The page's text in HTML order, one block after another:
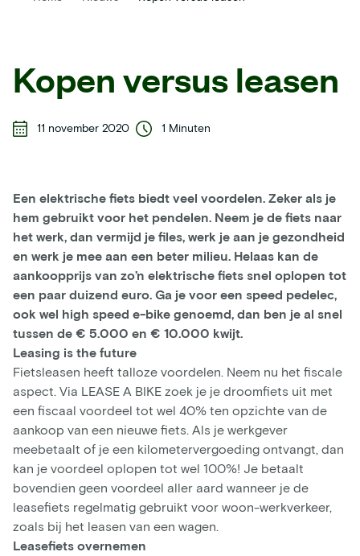
Kopen versus leasen
11 november 2020 1 Minuten
Een elektrische fiets biedt veel voordelen. Zeker als je
hem gebruikt voor het pendelen. Neem je de fiets naar
het werk, dan vermijd je files, werk je aan je gezondheid
en werk je mee aan een beter milieu. Helaas kan de
aankoopprijs van zo’n elektrische fiets snel oplopen tot
een paar duizend euro. Ga je voor een speed pedelec,
ook wel high speed e-bike genoemd, dan ben je al snel
tussen de € 5.000 en € 10.000 kwijt.
Leasing is the future
Fietsleasen heeft talloze voordelen. Neem nu het fiscale
aspect. Via LEASE A BIKE zoek je je droomfiets uit met
een fiscaal voordeel tot wel 40% ten opzichte van de
aankoop van een nieuwe fiets. Als je werkgever
meebetaalt of je een kilometervergoeding ontvangt, dan
kan je voordeel oplopen tot wel 100%! Je betaalt
bovendien geen voordeel aller aard wanneer je de
leasefiets regelmatig gebruikt voor woon-werkverkeer,
zoals bij het leasen van een wagen.
Leasefiets overnemen